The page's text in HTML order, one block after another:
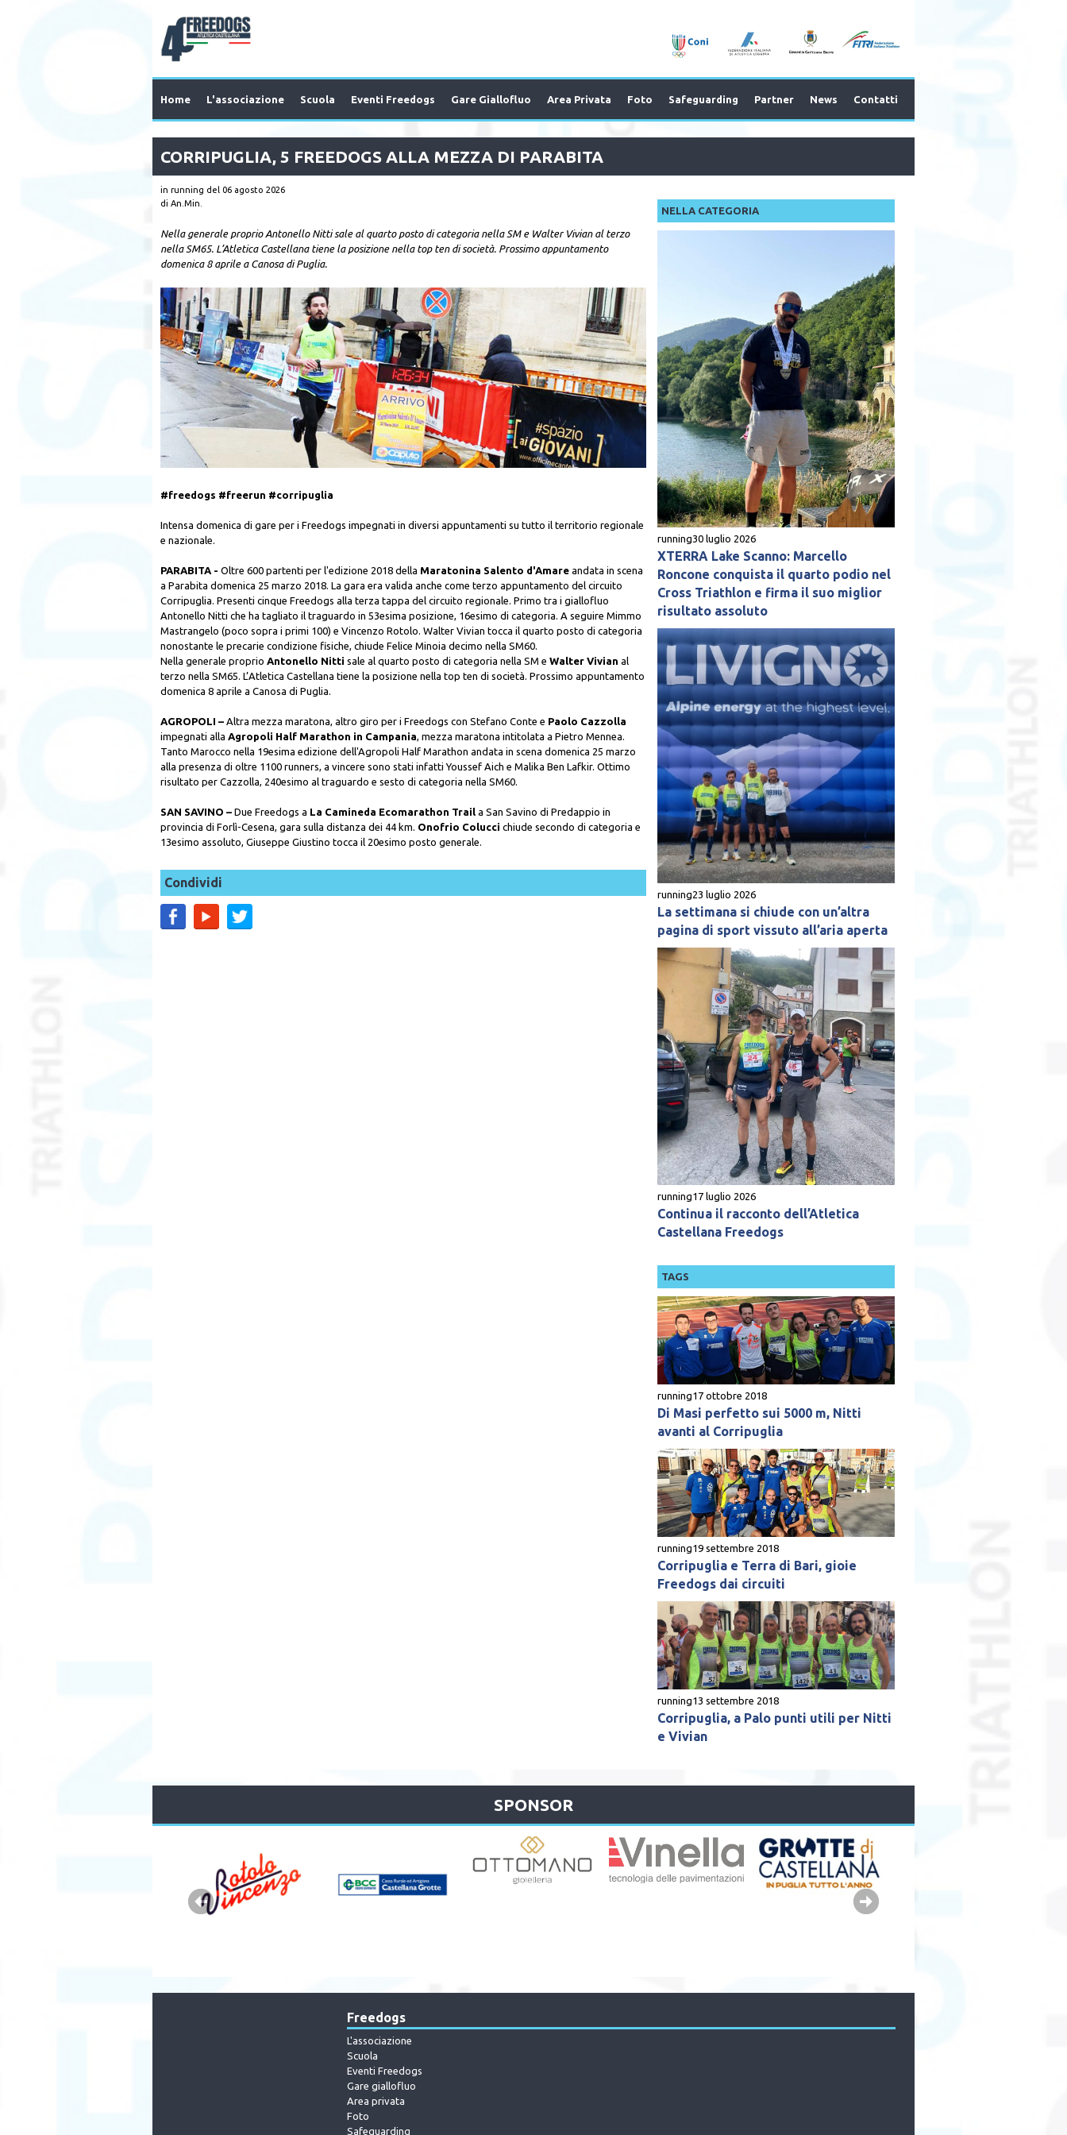
Home L'associazione Scuola Eventi Freedogs Gare Giallofluo Area Privata Foto Safeguarding Partner News Contatti
CORRIPUGLIA, 5 FREEDOGS ALLA MEZZA DI PARABITA
in running del 06 agosto 2026
di An.Min.
Nella generale proprio Antonello Nitti sale al quarto posto di categoria nella SM e Walter Vivian al terzo
nella SM65. L’Atletica Castellana tiene la posizione nella top ten di società. Prossimo appuntamento
domenica 8 aprile a Canosa di Puglia.
#freedogs #freerun #corripuglia
Intensa domenica di gare per i Freedogs impegnati in diversi appuntamenti su tutto il territorio regionale
e nazionale.
PARABITA - Oltre 600 partenti per l'edizione 2018 della Maratonina Salento d'Amare andata in scena
a Parabita domenica 25 marzo 2018. La gara era valida anche come terzo appuntamento del circuito
Corripuglia. Presenti cinque Freedogs alla terza tappa del circuito regionale. Primo tra i giallofluo
Antonello Nitti che ha tagliato il traguardo in 53esima posizione, 16esimo di categoria. A seguire Mimmo
Mastrangelo (poco sopra i primi 100) e Vincenzo Rotolo. Walter Vivian tocca il quarto posto di categoria
nonostante le precarie condizione fisiche, chiude Felice Minoia decimo nella SM60.
Nella generale proprio Antonello Nitti sale al quarto posto di categoria nella SM e Walter Vivian al
terzo nella SM65. L’Atletica Castellana tiene la posizione nella top ten di società. Prossimo appuntamento
domenica 8 aprile a Canosa di Puglia.
AGROPOLI – Altra mezza maratona, altro giro per i Freedogs con Stefano Conte e Paolo Cazzolla
impegnati alla Agropoli Half Marathon in Campania , mezza maratona intitolata a Pietro Mennea.
Tanto Marocco nella 19esima edizione dell'Agropoli Half Marathon andata in scena domenica 25 marzo
alla presenza di oltre 1100 runners, a vincere sono stati infatti Youssef Aich e Malika Ben Lafkir. Ottimo
risultato per Cazzolla, 240esimo al traguardo e sesto di categoria nella SM60.
SAN SAVINO – Due Freedogs a La Camineda Ecomarathon Trail a San Savino di Predappio in
provincia di Forlì-Cesena, gara sulla distanza dei 44 km. Onofrio Colucci chiude secondo di categoria e
13esimo assoluto, Giuseppe Giustino tocca il 20esimo posto generale.
Condividi
NELLA CATEGORIA
running30 luglio 2026
XTERRA Lake Scanno: Marcello
Roncone conquista il quarto podio nel
Cross Triathlon e firma il suo miglior
risultato assoluto
running23 luglio 2026
La settimana si chiude con un’altra
pagina di sport vissuto all’aria aperta
running17 luglio 2026
Continua il racconto dell’Atletica
Castellana Freedogs
TAGS
running17 ottobre 2018
Di Masi perfetto sui 5000 m, Nitti
avanti al Corripuglia
running19 settembre 2018
Corripuglia e Terra di Bari, gioie
Freedogs dai circuiti
running13 settembre 2018
Corripuglia, a Palo punti utili per Nitti
e Vivian
SPONSOR
Freedogs
L'associazione
Scuola
Eventi Freedogs
Gare giallofluo
Area privata
Foto
Safeguarding